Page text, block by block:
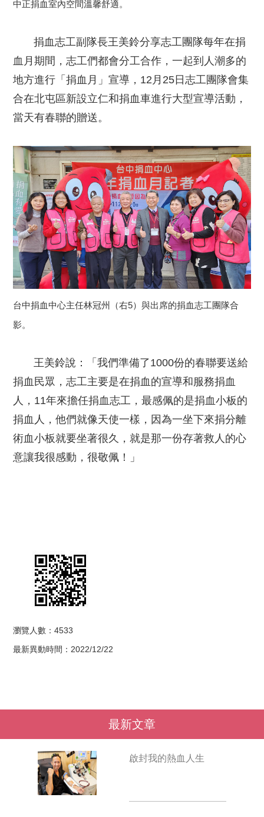
中正捐血室內空間溫馨舒適。
捐血志工副隊長王美鈴分享志工團隊每年在捐
血月期間，志工們都會分工合作，一起到人潮多的
地方進行「捐血月」宣導，12月25日志工團隊會集
合在北屯區新設立仁和捐血車進行大型宣導活動，
當天有春聯的贈送。
台中捐血中心主任林冠州（右5）與出席的捐血志工團隊合
影。
王美鈴說：「我們準備了1000份的春聯要送給
捐血民眾，志工主要是在捐血的宣導和服務捐血
人，11年來擔任捐血志工，最感佩的是捐血小板的
捐血人，他們就像天使一樣，因為一坐下來捐分離
術血小板就要坐著很久，就是那一份存著救人的心
意讓我很感動，很敬佩！」
瀏覽人數：4533
最新異動時間：2022/12/22
最新文章
啟封我的熱血人生